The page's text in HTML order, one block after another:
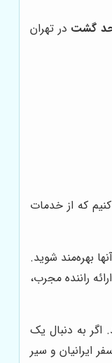
گشت در تهران
که از خدمات
بهره‌مند شوید.
راننده مجرب،
اگر به دنبال یک
ایرانیان و سیر